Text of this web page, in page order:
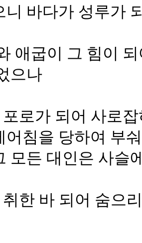
니 바다가 성루가
애굽이 그 힘이
으나
로가 되어 사로
어침을 당하여 부
모든 대인은 사슬
한 바 되어 숨으